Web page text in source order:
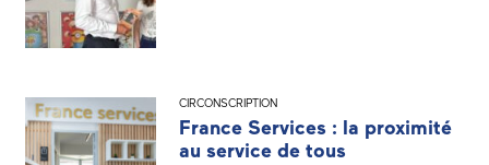
CIRCONSCRIPTION
France Services : la proximité
au service de tous